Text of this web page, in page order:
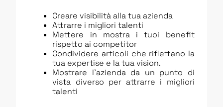
Creare visibilità alla tua azienda
Attrarre i migliori talenti
Mettere in mostra i tuoi benefit
rispetto ai competitor
Condividere articoli che riflettano la
tua expertise e la tua vision.
Mostrare l’azienda da un punto di
vista diverso per attrarre i migliori
talenti